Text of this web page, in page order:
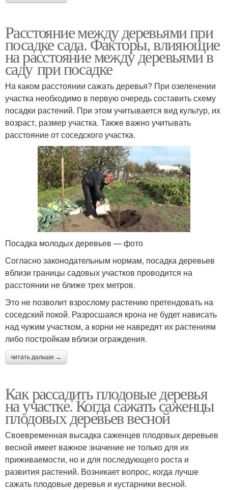
Расстояние между деревьями при
посадке сада. Факторы, влияющие
на расстояние между деревьями в
саду при посадке
На каком расстоянии сажать деревья? При озеленении
участка необходимо в первую очередь составить схему
посадки растений. При этом учитывается вид культур, их
возраст, размер участка. Также важно учитывать
расстояние от соседского участка.
Посадка молодых деревьев — фото
Согласно законодательным нормам, посадка деревьев
вблизи границы садовых участков проводится на
расстоянии не ближе трех метров.
Это не позволит взрослому растению претендовать на
соседский покой. Разросшаяся крона не будет нависать
над чужим участком, а корни не навредят их растениям
либо постройкам вблизи ограждения.
читать дальше →
Как рассадить плодовые деревья
на участке. Когда сажать саженцы
плодовых деревьев весной
Своевременная высадка саженцев плодовых деревьев
весной имеет важное значение не только для их
приживаемости, но и для последующего роста и
развития растений. Возникает вопрос, когда лучше
сажать плодовые деревья и кустарники весной.